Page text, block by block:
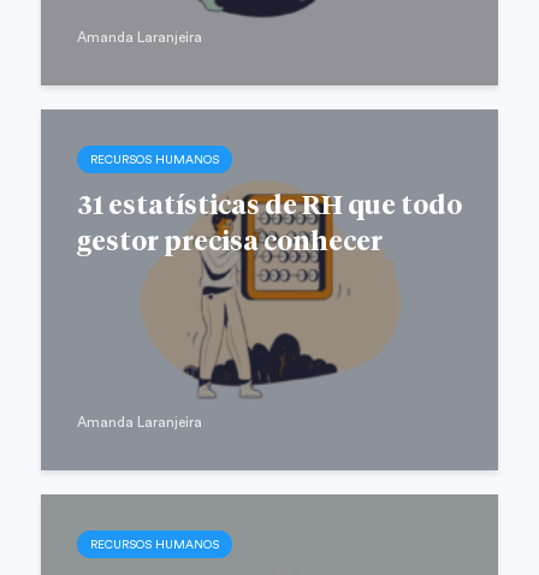
Amanda Laranjeira
RECURSOS HUMANOS
31 estatísticas de RH que todo
gestor precisa conhecer
Amanda Laranjeira
RECURSOS HUMANOS